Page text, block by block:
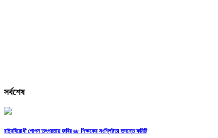
সর্বশেষ
রাষ্ট্রবিরোধী গোপন তৎপরতায় জবির ৬৮ শিক্ষকের সংশ্লিষ্টতা তদন্তে কমিটি